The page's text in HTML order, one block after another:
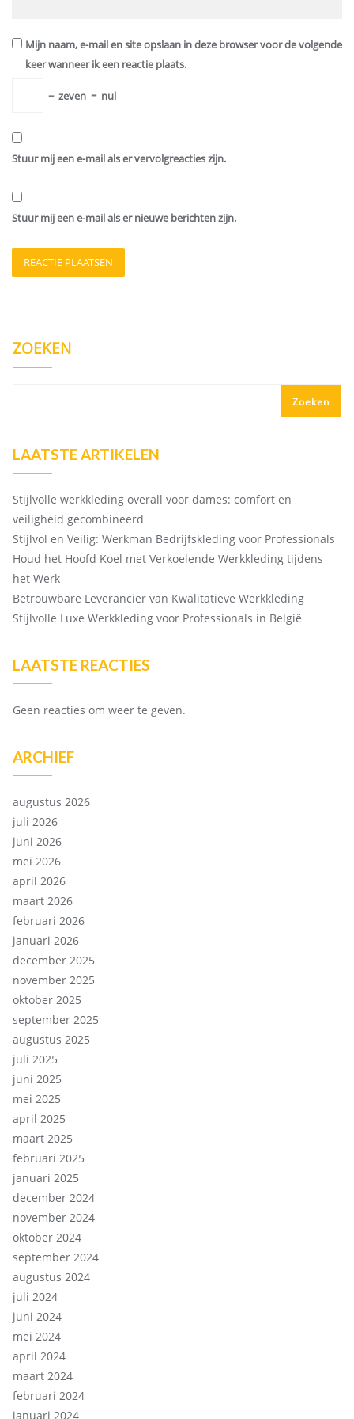
Mijn naam, e-mail en site opslaan in deze browser voor de volgende
keer wanneer ik een reactie plaats.
− zeven = nul
Stuur mij een e-mail als er vervolgreacties zijn.
Stuur mij een e-mail als er nieuwe berichten zijn.
ZOEKEN
Zoeken
LAATSTE ARTIKELEN
Stijlvolle werkkleding overall voor dames: comfort en
veiligheid gecombineerd
Stijlvol en Veilig: Werkman Bedrijfskleding voor Professionals
Houd het Hoofd Koel met Verkoelende Werkkleding tijdens
het Werk
Betrouwbare Leverancier van Kwalitatieve Werkkleding
Stijlvolle Luxe Werkkleding voor Professionals in België
LAATSTE REACTIES
Geen reacties om weer te geven.
ARCHIEF
augustus 2026
juli 2026
juni 2026
mei 2026
april 2026
maart 2026
februari 2026
januari 2026
december 2025
november 2025
oktober 2025
september 2025
augustus 2025
juli 2025
juni 2025
mei 2025
april 2025
maart 2025
februari 2025
januari 2025
december 2024
november 2024
oktober 2024
september 2024
augustus 2024
juli 2024
juni 2024
mei 2024
april 2024
maart 2024
februari 2024
januari 2024